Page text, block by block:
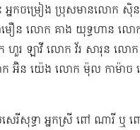
អ្នកចម្រៀង ប្រុសមាន​លោ
ន លោក គាង យុទ្ធហាន ល
រ ឡាវី លោក វ័រ សារុន​
អ៊ិន យ៉េង​​ លោក ម៉ុល កាម៉
ទ្ធា អ្នកស្រី ពៅ ណារី ឬ ពៅ